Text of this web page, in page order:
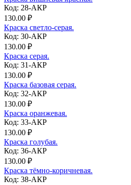
Код: 28-АКР
130.00 ₽
Краска светло-серая.
Код: 30-АКР
130.00 ₽
Краска серая.
Код: 31-АКР
130.00 ₽
Краска базовая серая.
Код: 32-АКР
130.00 ₽
Краска оранжевая.
Код: 33-АКР
130.00 ₽
Краска голубая.
Код: 36-АКР
130.00 ₽
Краска тёмно-коричневая.
Код: 38-АКР